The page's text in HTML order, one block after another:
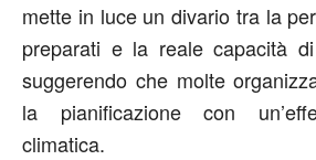
mette in luce un divario tra la
preparati e la reale capacità
suggerendo che molte
la pianificazione con
climatica.